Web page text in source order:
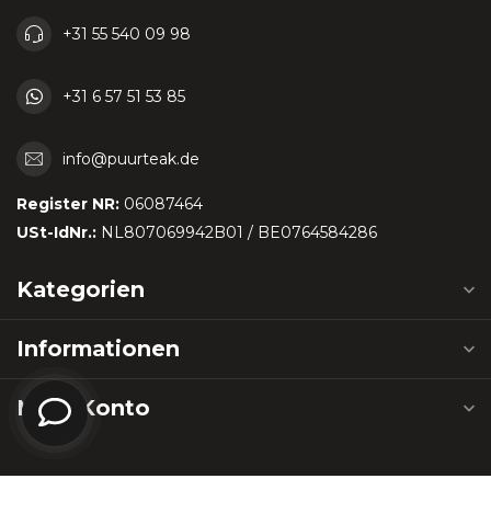
+31 55 540 09 98
+31 6 57 51 53 85
info@puurteak.de
Register NR: 06087464
USt-IdNr.: NL807069942B01 / BE0764584286
Kategorien
Informationen
Mein Konto